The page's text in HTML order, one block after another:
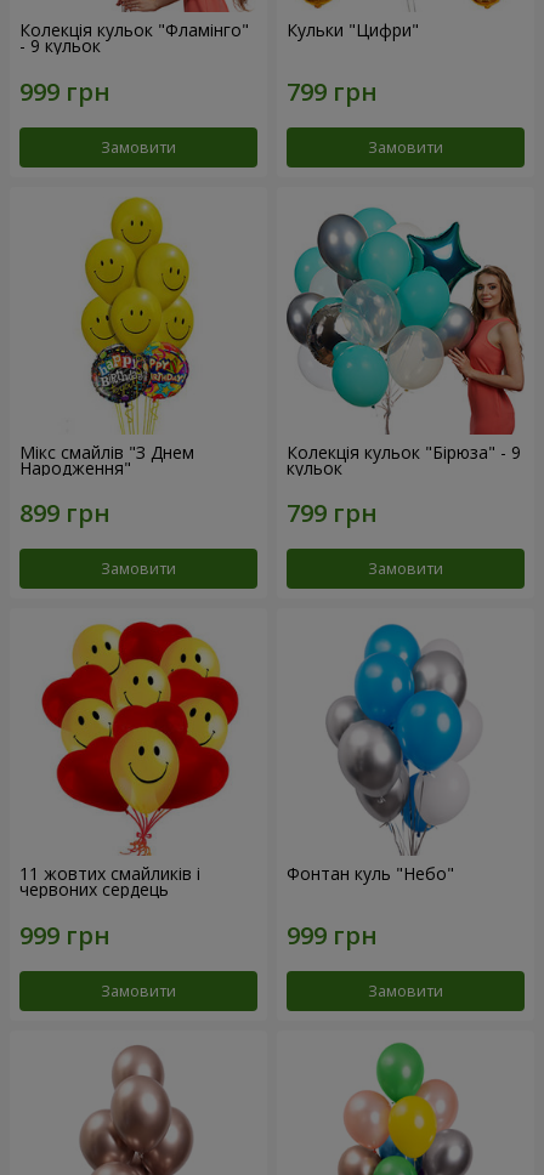
Колекція кульок "Фламінго"
- 9 кульок
Замовити
Кульки "Цифри"
Замовити
Мікс смайлів "З Днем
Народження"
Замовити
Колекція кульок "Бірюза" - 9
кульок
Замовити
11 жовтих смайликів і
червоних сердець
Замовити
Фонтан куль "Небо"
Замовити